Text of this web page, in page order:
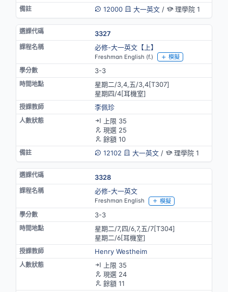
12000
大一英文/ 理學院 1
3327
必修-大一英文【上】
Freshman English (f.) 模擬
3-3
星期二/3,4,五/3,4[T307]
星期四/4[耳機室]
李佩珍
上限 35
現選 25
餘額 10
12102
大一英文/ 理學院 1
3328
必修-大一英文
Freshman English 模擬
3-3
星期二/7,四/6,7,五/7[T304]
星期二/6[耳機室]
Henry Westheim
上限 35
現選 24
餘額 11